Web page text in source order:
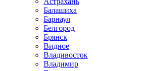
Балашиха
Барнаул
Белгород
Брянск
Видное
Владивосток
Владимир